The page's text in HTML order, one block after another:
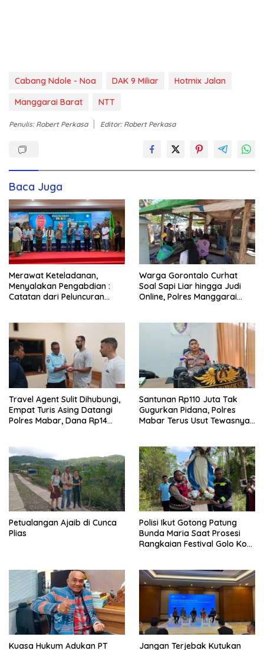
Cabang Ndole - Noa DAK 9 Miliar
Hotmix Jalan
Manggarai Barat
NTT
Penulis: Robert Perkasa Editor: Robert Perkasa
Baca Juga
Merawat Keteladanan,
Menyalakan Pengabdian :
Catatan dari Peluncuran
Warga Gorontalo Curhat
Soal Sapi Liar hingga Judi
Online, Polres Manggarai
Travel Agent Sulit Dihubungi,
Empat Turis Asing Datangi
Polres Mabar, Dana Rp14
Santunan Rp110 Juta Tak
Gugurkan Pidana, Polres
Mabar Terus Usut Tewasnya
Petualangan Ajaib di Cunca
Plias
Polisi Ikut Gotong Patung
Bunda Maria Saat Prosesi
Rangkaian Festival Golo Koe
Kuasa Hukum Adukan PT Jangan Terjebak Kutukan